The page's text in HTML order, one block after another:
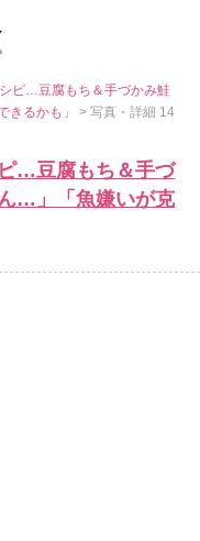
ピ…豆腐もち＆手づかみ鮭
きるかも」> 写真・詳細 14
…豆腐もち＆手づ
…」「魚嫌いが克